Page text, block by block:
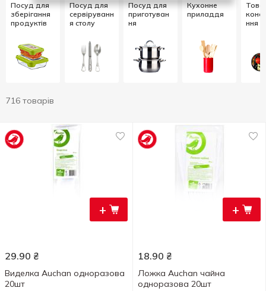
Посуд для
зберігання
продуктів
Посуд для
сервіруванн
я столу
Посуд для
приготуван
ня
Кухонне
приладдя
ння
716 товарів
+
29.90 ₴
Виделка Auchan одноразова
20шт
+
18.90 ₴
Ложка Auchan чайна
одноразова 20шт